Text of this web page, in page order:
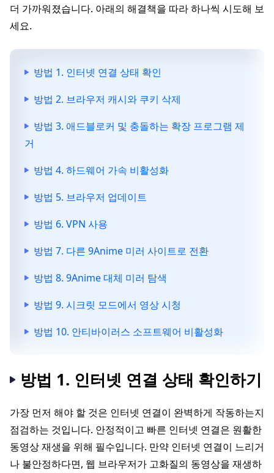
더 가까워졌습니다. 아래의 해결책을 따라 하나씩 시도해 보
세요.
방법 1. 인터넷 연결 상태 확인
방법 2. 브라우저 캐시와 쿠키 삭제
방법 3. 애드블로커 및 충돌하는 확장 프로그램 제
거
방법 4. 하드웨어 가속 비활성화
방법 5. 브라우저 업데이트
방법 6. VPN 사용
방법 7. 다른 9Anime 미러 사이트로 전환
방법 8. 9Anime 대체 미러 탐색
방법 9. 시크릿 모드에서 영상 시청
방법 10. 안티바이러스 소프트웨어 비활성화
방법 1. 인터넷 연결 상태 확인하기
가장 먼저 해야 할 것은 인터넷 연결이 완벽하게 작동하는지
점검하는 것입니다. 안정적이고 빠른 인터넷 연결은 원활한
동영상 재생을 위해 필수입니다. 만약 인터넷 연결이 느리거
나 불안정하다면, 웹 브라우저가 고화질의 동영상을 재생하